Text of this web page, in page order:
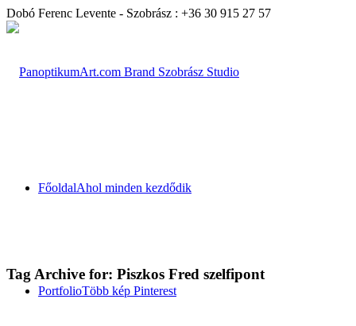
Dobó Ferenc Levente - Szobrász : +36 30 915 27 57
FőoldalAhol minden kezdődik
PortfolioTöbb kép Pinterest
Tag Archive for: Piszkos Fred szelfipont